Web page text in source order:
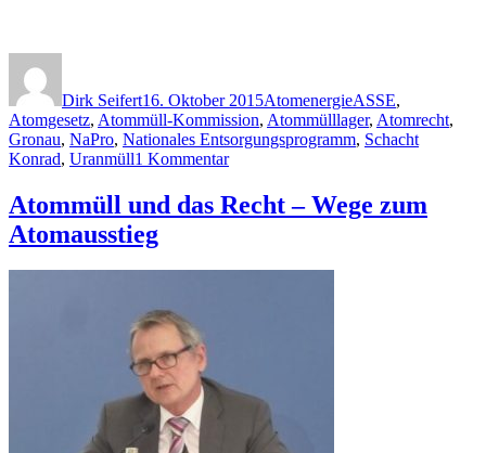
Dirk Seifert16. Oktober 2015AtomenergieASSE,
Atomgesetz, Atommüll-Kommission, Atommülllager, Atomrecht,
Gronau, NaPro, Nationales Entsorgungsprogramm, Schacht
Konrad, Uranmüll1 Kommentarzu
Bundestag
beschließt
Nationalen
Atommüll und das Recht – Wege zum
Atomausstieg